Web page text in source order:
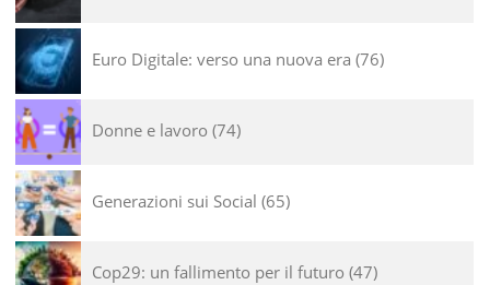
Euro Digitale: verso una nuova era 76
Donne e lavoro 74
Generazioni sui Social 65
Cop29: un fallimento per il futuro 47